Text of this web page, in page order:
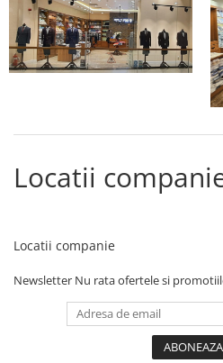
Locatii
Locatii companie
Newsletter Nu rata ofertele si